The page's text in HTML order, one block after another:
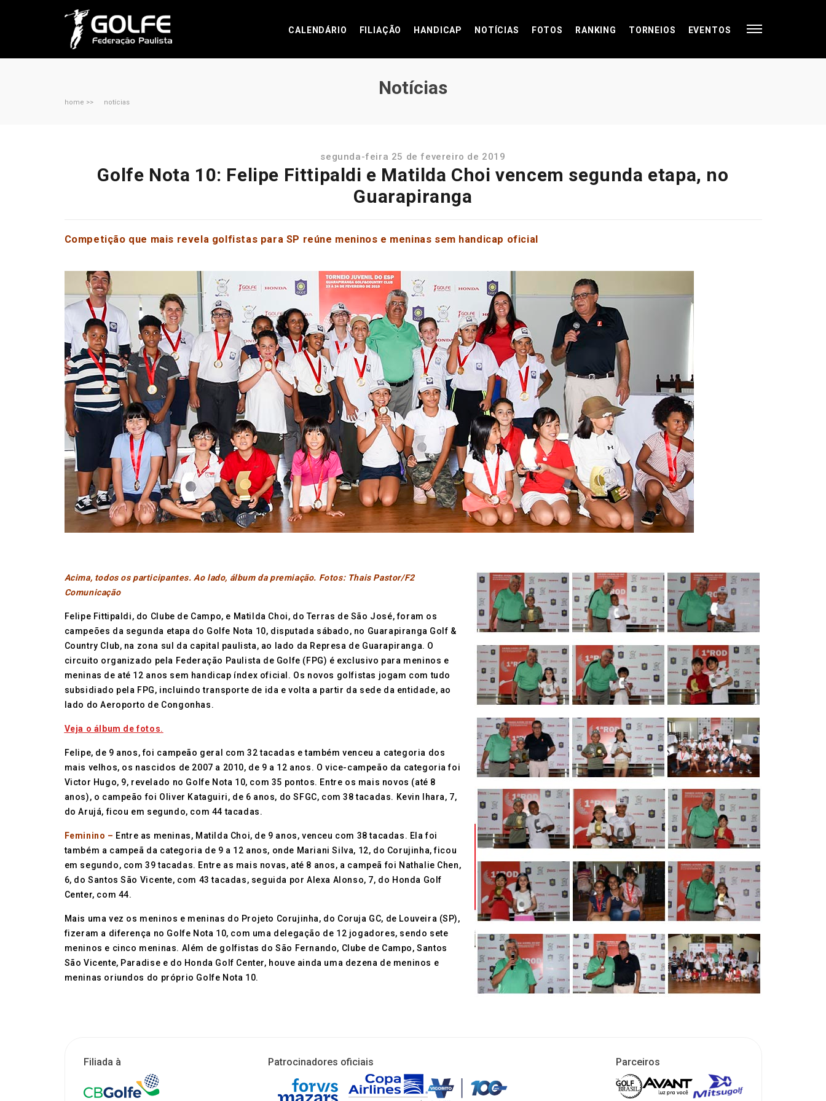
CALENDÁRIO FILIAÇÃO HANDICAP NOTÍCIAS FOTOS RANKING TORNEIOS EVENTOS
Notícias
home >> notícias
segunda-feira 25 de fevereiro de 2019
Golfe Nota 10: Felipe Fittipaldi e Matilda Choi vencem segunda etapa, no
Guarapiranga
Competição que mais revela golfistas para SP reúne meninos e meninas sem handicap oficial
Acima, todos os participantes. Ao lado, álbum da premiação. Fotos: Thais Pastor/F2
Comunicação
Felipe Fittipaldi, do Clube de Campo, e Matilda Choi, do Terras de São José, foram os
campeões da segunda etapa do Golfe Nota 10, disputada sábado, no Guarapiranga Golf &
Country Club, na zona sul da capital paulista, ao lado da Represa de Guarapiranga. O
circuito organizado pela Federação Paulista de Golfe (FPG) é exclusivo para meninos e
meninas de até 12 anos sem handicap índex oficial. Os novos golfistas jogam com tudo
subsidiado pela FPG, incluindo transporte de ida e volta a partir da sede da entidade, ao
lado do Aeroporto de Congonhas.
Veja o álbum de fotos.
Felipe, de 9 anos, foi campeão geral com 32 tacadas e também venceu a categoria dos
mais velhos, os nascidos de 2007 a 2010, de 9 a 12 anos. O vice-campeão da categoria foi
Victor Hugo, 9, revelado no Golfe Nota 10, com 35 pontos. Entre os mais novos (até 8
anos), o campeão foi Oliver Kataguiri, de 6 anos, do SFGC, com 38 tacadas. Kevin Ihara, 7,
do Arujá, ficou em segundo, com 44 tacadas.
Feminino – Entre as meninas, Matilda Choi, de 9 anos, venceu com 38 tacadas. Ela foi
também a campeã da categoria de 9 a 12 anos, onde Mariani Silva, 12, do Corujinha, ficou
em segundo, com 39 tacadas. Entre as mais novas, até 8 anos, a campeã foi Nathalie Chen,
6, do Santos São Vicente, com 43 tacadas, seguida por Alexa Alonso, 7, do Honda Golf
Center, com 44.
Mais uma vez os meninos e meninas do Projeto Corujinha, do Coruja GC, de Louveira (SP),
fizeram a diferença no Golfe Nota 10, com uma delegação de 12 jogadores, sendo sete
meninos e cinco meninas. Além de golfistas do São Fernando, Clube de Campo, Santos
São Vicente, Paradise e do Honda Golf Center, houve ainda uma dezena de meninos e
meninas oriundos do próprio Golfe Nota 10.
Filiada à Patrocinadores oficiais Parceiros